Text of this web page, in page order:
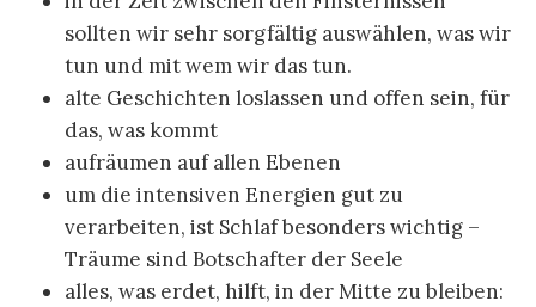
sollten wir sehr sorgfältig auswählen, was wir
tun und mit wem wir das tun.
alte Geschichten loslassen und offen sein, für
das, was kommt
aufräumen auf allen Ebenen
um die intensiven Energien gut zu
verarbeiten, ist Schlaf besonders wichtig –
Träume sind Botschafter der Seele
alles, was erdet, hilft, in der Mitte zu bleiben: